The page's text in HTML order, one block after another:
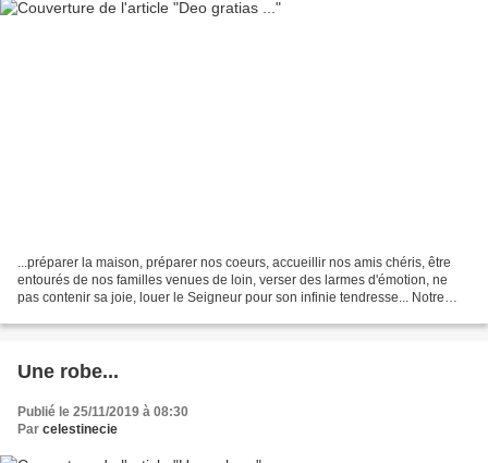
...préparer la maison, préparer nos coeurs, accueillir nos amis chéris, être
entourés de nos familles venues de loin, verser des larmes d'émotion, ne
pas contenir sa joie, louer le Seigneur pour son infinie tendresse... Notre
Une robe...
Publié le 25/11/2019 à 08:30
Par celestinecie